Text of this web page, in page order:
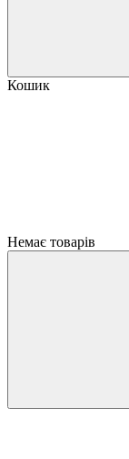
Кошик
Немає товарів